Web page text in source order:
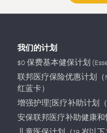
我们的计划
$0 保费基本健保计划
联邦医疗保险优惠计划（
红蓝卡）
增强护理[医疗补助计划
安保联邦医疗补助健康和